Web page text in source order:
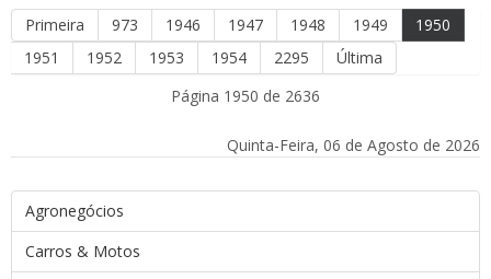
Primeira 973 1946 1947 1948 1949
1950
1951
1952 1953 1954 2295
Última
Página 1950 de 2636
Quinta-Feira, 06 de Agosto de 2026
Agronegócios
Carros & Motos